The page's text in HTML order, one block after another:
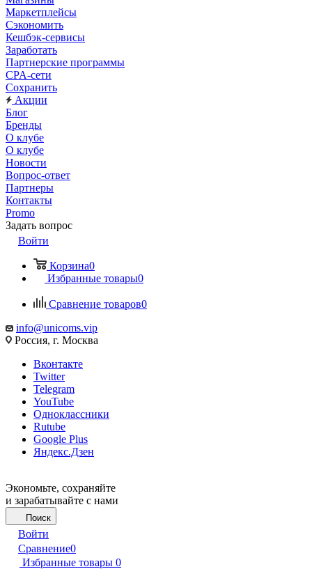
Маркетплейсы
Сэкономить
Кешбэк-сервисы
Заработать
Партнерские программы
CPA-сети
Сохранить
Акции
Блог
Бренды
О клубе
О клубе
Новости
Вопрос-ответ
Партнеры
Контакты
Promo
Задать вопрос
Войти
Корзина0
Избранные товары0
Сравнение товаров0
info@unicoms.vip
Россия, г. Москва
Вконтакте
Twitter
Telegram
YouTube
Одноклассники
Rutube
Google Plus
Яндекс.Дзен
Экономьте, сохраняйте
и зарабатывайте с нами
Поиск
Войти
Сравнение0
Избранные товары 0